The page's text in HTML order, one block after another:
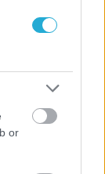
or